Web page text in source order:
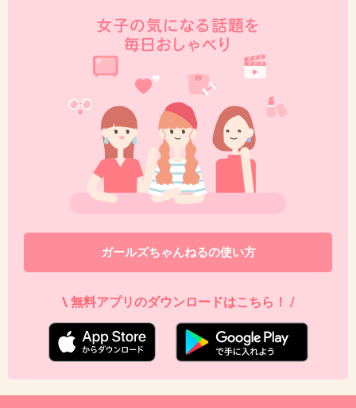
ちょっwお皿100均じゃんwww
うちにも全く同じのあるわーwww
+59
2013/09/21(土) 00:25:53
はたけ (hatake) on Twitter
+63
ガールズちゃんねるの使い方
\ 無料アプリのダウンロードはこちら！ /